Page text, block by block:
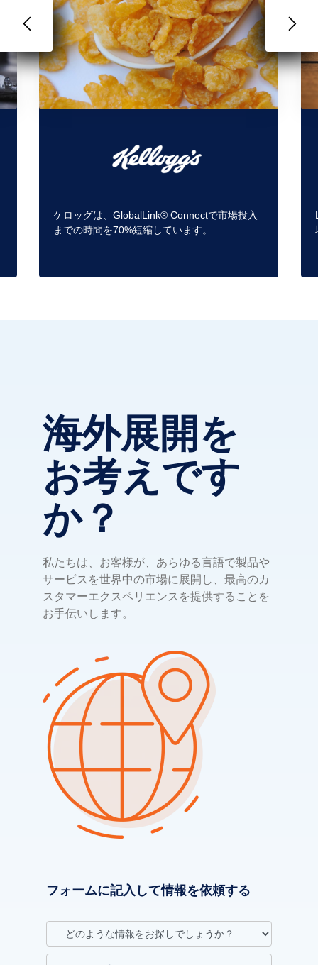
ケロッグは、GlobalLink® Connectで市場投入
までの時間を70%短縮しています。
海外展開を
お考えです
か？
私たちは、お客様が、あらゆる言語で製品や
サービスを世界中の市場に展開し、最高のカ
スタマーエクスペリエンスを提供することを
お手伝いします。
フォームに記入して情報を依頼する